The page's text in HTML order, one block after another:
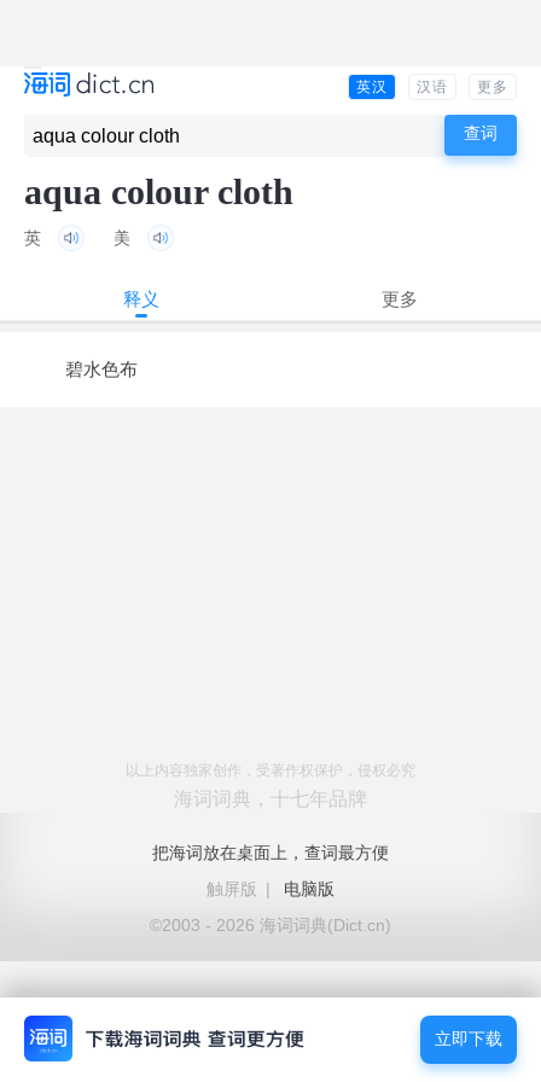
英汉 汉语 更多
aqua colour cloth
英 美
释义 更多
碧水色布
以上内容独家创作，受著作权保护，侵权必究
海词词典，十七年品牌
把海词放在桌面上，查词最方便
触屏版
|
电脑版
©2003 - 2026 海词词典(Dict.cn)
立即下载
立即下载